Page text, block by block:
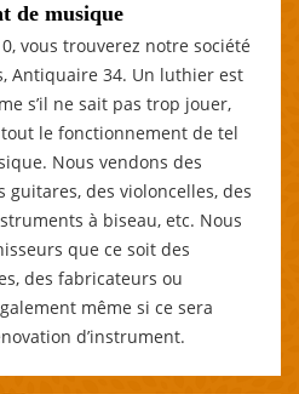
de musique
vous trouverez notre société
Antiquaire 34. Un luthier est
s’il ne sait pas trop jouer,
le fonctionnement de tel
Nous vendons des
guitares, des violoncelles, des
à biseau, etc. Nous
que ce soit des
des fabricateurs ou
même si ce sera
d’instrument.